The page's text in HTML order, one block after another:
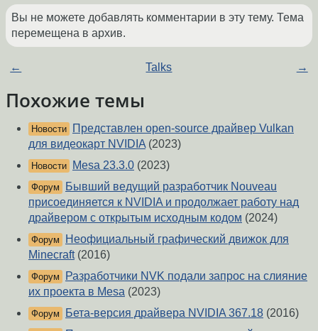
Вы не можете добавлять комментарии в эту тему. Тема
перемещена в архив.
← Talks →
Похожие темы
Новости
Представлен open-source драйвер Vulkan
для видеокарт NVIDIA (2023)
Новости Mesa 23.3.0 (2023)
Форум
Бывший ведущий разработчик Nouveau
присоединяется к NVIDIA и продолжает работу над
драйвером с открытым исходным кодом (2024)
Форум
Неофициальный графический движок для
Minecraft(2016)
Форум
Разработчики NVK подали запрос на слияние
их проекта в Mesa (2023)
Форум Бета-версия драйвера NVIDIA 367.18 (2016)